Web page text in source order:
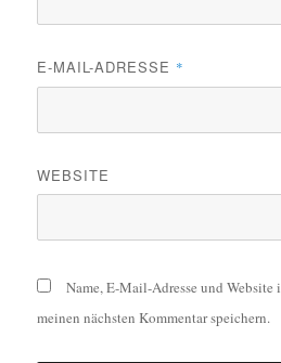
E-MAIL-ADRESSE *
WEBSITE
Name, E-Mail-Adresse und Website
meinen nächsten Kommentar speichern.